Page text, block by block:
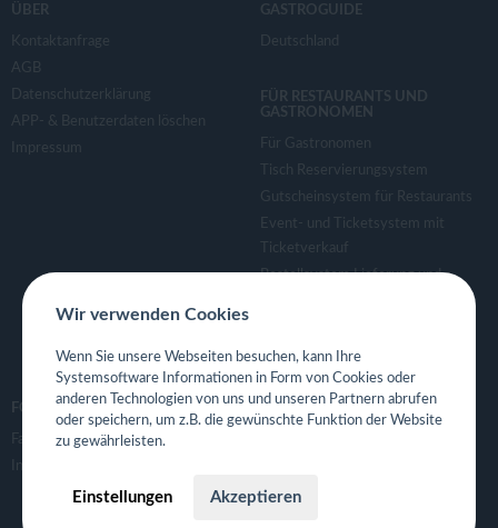
ÜBER
Kontaktanfrage
AGB
Datenschutzerklärung
APP- & Benutzerdaten löschen
Impressum
GASTROGUIDE
Deutschland
FÜR RESTAURANTS UND
GASTRONOMEN
Für Gastronomen
Tisch Reservierungsystem
Gutscheinsystem für Restaurants
Event- und Ticketsystem mit
Ticketverkauf
Bestellsystem Lieferung und
Eigene App für Restaurant
FOLGE UNS
Facebook
Instagram
Wir verwenden Cookies
Wenn Sie unsere Webseiten besuchen, kann Ihre
Systemsoftware Informationen in Form von Cookies oder
anderen Technologien von uns und unseren Partnern abrufen
oder speichern, um z.B. die gewünschte Funktion der Website
zu gewährleisten.
Einstellungen Akzeptieren